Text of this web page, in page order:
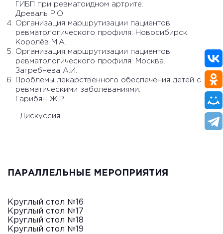
ГИБП при ревматоидном артрите.
Древаль Р.О.
Организация маршрутизации пациентов
ревматологического профиля: Новосибирск.
Королёв М.А.
Организация маршрутизации пациентов
ревматологического профиля: Москва.
Загребнева А.И.
Проблемы лекарственного обеспечения детей с
ревматическими заболеваниями.
Гарибян Ж.Р.
Дискуссия
ПАРАЛЛЕЛЬНЫЕ МЕРОПРИЯТИЯ
Круглый стол №16
Круглый стол №17
Круглый стол №18
Круглый стол №19